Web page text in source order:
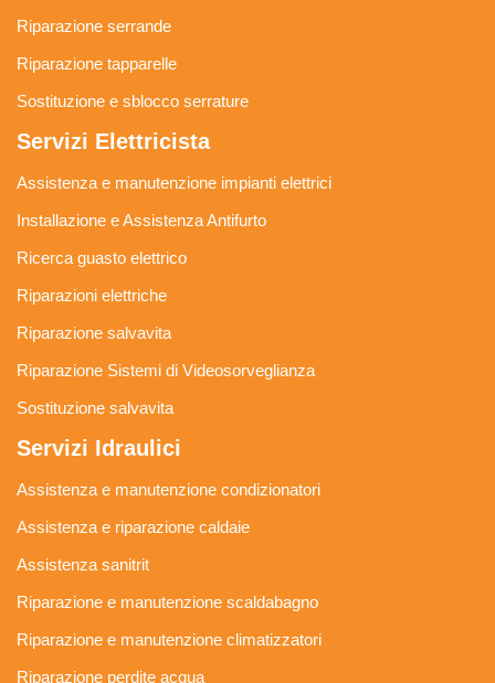
Riparazione serrande
Riparazione tapparelle
Sostituzione e sblocco serrature
Servizi Elettricista
Assistenza e manutenzione impianti elettrici
Installazione e Assistenza Antifurto
Ricerca guasto elettrico
Riparazioni elettriche
Riparazione salvavita
Riparazione Sistemi di Videosorveglianza
Sostituzione salvavita
Servizi Idraulici
Assistenza e manutenzione condizionatori
Assistenza e riparazione caldaie
Assistenza sanitrit
Riparazione e manutenzione scaldabagno
Riparazione e manutenzione climatizzatori
Riparazione perdite acqua